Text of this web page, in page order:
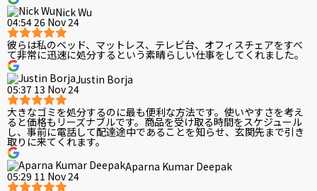
Nick Wu
04:54 26 Nov 24
彼らは私のベッド、マットレス、テレビ台、オフィスチェアをすべ
て非常に迅速に処分するという素晴らしい仕事をしてくれました。
Justin Borja
05:37 13 Nov 24
大きなゴミを処分するのに最も便利な方法です。使いやすさを考え
ると価格もリーズナブルです。商品を受け取る時間をスケジュール
し、事前に電話して配達途中であることを知らせ、玄関先まで引き
取りに来てくれます。
Aparna Kumar Deepak
05:29 11 Nov 24